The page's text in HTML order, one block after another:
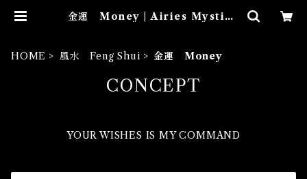
金運 Money | Airies Mystica
HOME
風水 Feng Shui 金運 Money
CONCEPT
YOUR WISHES IS MY COMMAND